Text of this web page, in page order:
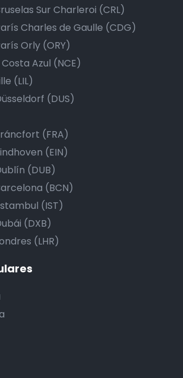
Sur Charleroi (CRL)
Charles de Gaulle (CDG)
Orly (ORY)
Azul (NCE)
(LIL)
(DUS)
(FRA)
(EIN)
(DUB)
(BCN)
(IST)
(DXB)
(LHR)